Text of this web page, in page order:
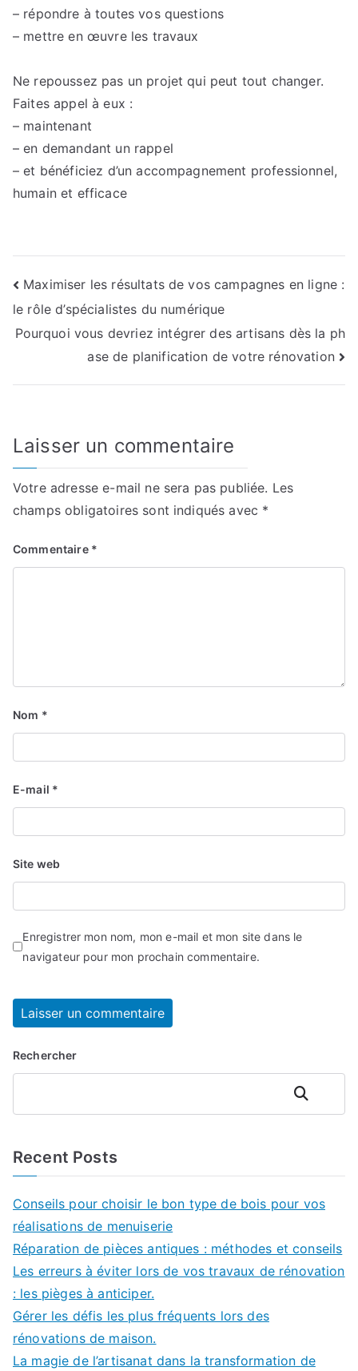
– répondre à toutes vos questions
– mettre en œuvre les travaux
Ne repoussez pas un projet qui peut tout changer.
Faites appel à eux :
– maintenant
– en demandant un rappel
– et bénéficiez d’un accompagnement professionnel,
humain et efficace
Navigation
de
l’article
Maximiser les résultats de vos campagnes en ligne :
le rôle d’spécialistes du numérique
Pourquoi vous devriez intégrer des artisans dès la ph
ase de planification de votre rénovation
Laisser un commentaire
Votre adresse e-mail ne sera pas publiée. Les
champs obligatoires sont indiqués avec *
Commentaire *
Nom *
E-mail *
Site web
Enregistrer mon nom, mon e-mail et mon site dans le
navigateur pour mon prochain commentaire.
Rechercher
Rechercher
Recent Posts
Conseils pour choisir le bon type de bois pour vos
réalisations de menuiserie
Réparation de pièces antiques : méthodes et conseils
Les erreurs à éviter lors de vos travaux de rénovation
: les pièges à anticiper.
Gérer les défis les plus fréquents lors des
rénovations de maison.
La magie de l’artisanat dans la transformation de